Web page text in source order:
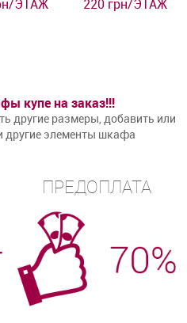
ЭТАЖ 220 грн/ЭТАЖ
купе на заказ!!!
другие размеры, добавить или
другие элементы шкафа
ПРЕДОПЛАТА